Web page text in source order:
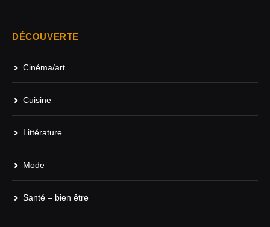
DÉCOUVERTE
Cinéma/art
Cuisine
Littérature
Mode
Santé – bien être